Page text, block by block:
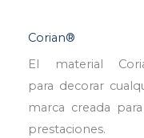
Corian®
El material
para decorar
marca creada
prestaciones.